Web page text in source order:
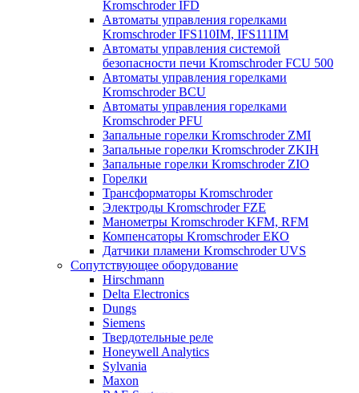
Kromschroder IFD
Автоматы управления горелками
Kromschroder IFS110IM, IFS111IM
Автоматы управления системой
безопасности печи Kromschroder FCU 500
Автоматы управления горелками
Kromschroder BCU
Автоматы управления горелками
Kromschroder PFU
Запальные горелки Kromschroder ZМI
Запальные горелки Kromschroder ZKIH
Запальные горелки Kromschroder ZIO
Горелки
Трансформаторы Kromschroder
Электроды Kromschroder FZE
Манометры Kromschroder KFM, RFM
Компенсаторы Kromschroder ЕКО
Датчики пламени Kromschroder UVS
Сопутствующее оборудование
Hirschmann
Delta Electronics
Dungs
Siemens
Твердотельные реле
Honeywell Analytics
Sylvania
Maxon